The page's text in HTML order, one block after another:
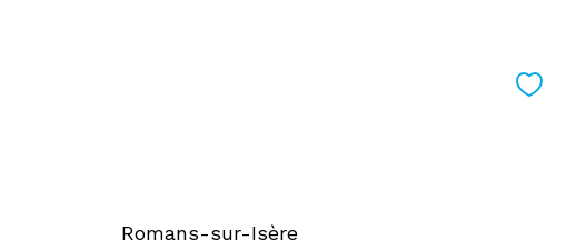
Romans-sur-Isère